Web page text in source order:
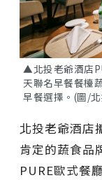
▲北投老爺酒店
天聯名早餐餐檯
早餐選擇。(圖/
北投老爺酒店
肯定的蔬食品
PURE歐式餐